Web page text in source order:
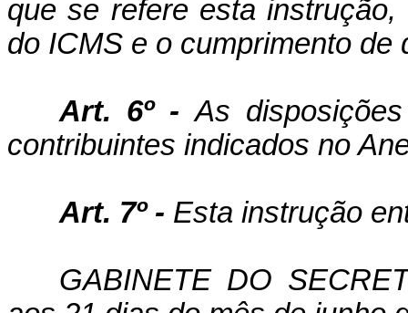
que se refere esta
do ICMS e o cumprimento
Art. 6º - As
contribuintes indicados no
Art. 7º - Esta instrução
GABINETE DO